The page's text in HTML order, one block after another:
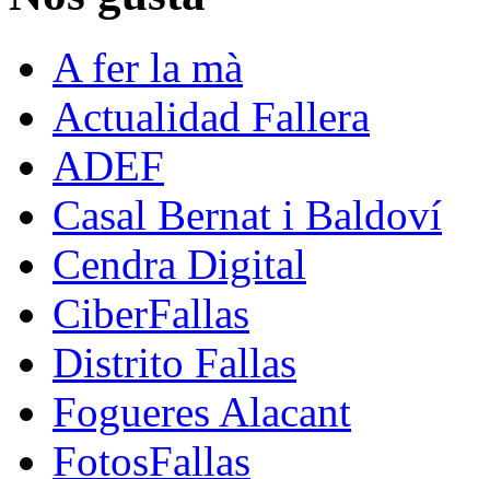
A fer la mà
Actualidad Fallera
ADEF
Casal Bernat i Baldoví
Cendra Digital
CiberFallas
Distrito Fallas
Fogueres Alacant
FotosFallas